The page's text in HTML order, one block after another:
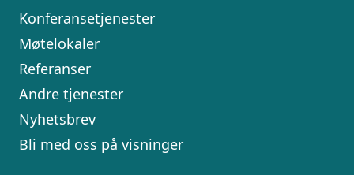
Konferansetjenester
Møtelokaler
Referanser
Andre tjenester
Nyhetsbrev
Bli med oss på visninger